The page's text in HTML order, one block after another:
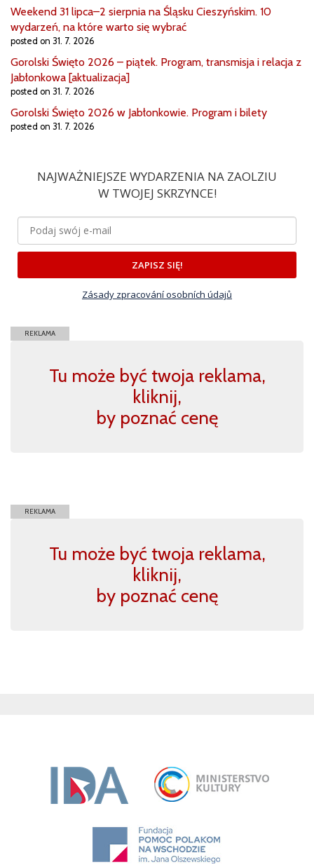
Weekend 31 lipca–2 sierpnia na Śląsku Cieszyńskim. 10
wydarzeń, na które warto się wybrać
posted on 31. 7. 2026
Gorolski Święto 2026 – piątek. Program, transmisja i relacja z
Jabłonkowa [aktualizacja]
posted on 31. 7. 2026
Gorolski Święto 2026 w Jabłonkowie. Program i bilety
posted on 31. 7. 2026
NAJWAŻNIEJSZE WYDARZENIA NA ZAOLZIU
W TWOJEJ SKRZYNCE!
ZAPISZ SIĘ!
Zásady zpracování osobních údajů
REKLAMA
Tu może być twoja reklama,
kliknij,
by poznać cenę
REKLAMA
Tu może być twoja reklama,
kliknij,
by poznać cenę